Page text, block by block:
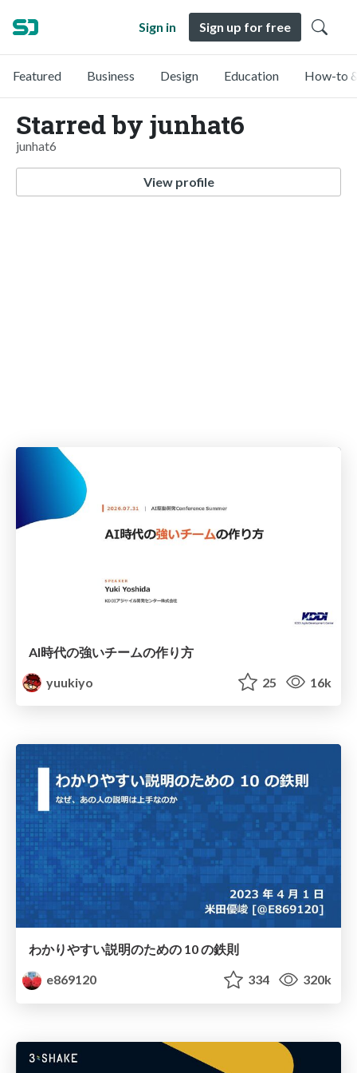
Sign in Sign up for free
Featured Business Design Education How-to
Starred by junhat6
junhat6
View profile
AI時代の強いチームの作り方
yuukiyo
25 16k
わかりやすい説明のための 10 の鉄則
e869120
334 320k